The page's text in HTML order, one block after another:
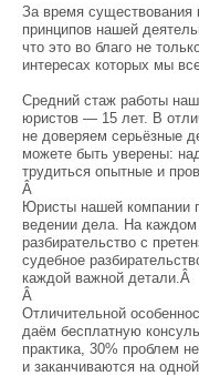
За время существования
принципов нашей
что это во благо не
интересах которых мы
Средний стаж работы
юристов — 15 лет. В
не доверяем серьёзные
можете быть уверены:
трудиться опытные и
Â
Юристы нашей компании
ведении дела. На каждом
разбирательство с
судебное
каждой важной детали.Â
Â
Отличительной
даём бесплатную
практика, 30% проблем
и заканчиваются на